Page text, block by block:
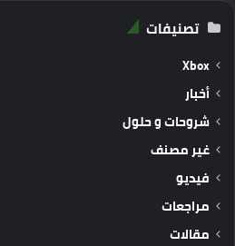
تصنيفات
Xbox
أخبار
شروحات و حلول
غير مصنف
فيديو
مراجعات
مقالات